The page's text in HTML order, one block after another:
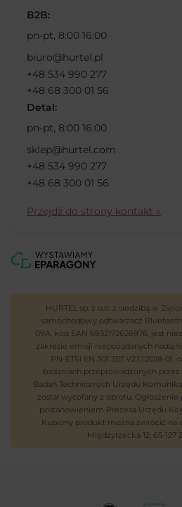
B2B:
pn-pt, 8:00 16:00
biuro@hurtel.pl
+48 534 990 277
+48 68 300 01 56
Detal:
pn-pt, 8:00 16:00
sklep@hurtel.com
+48 534 990 277
+48 68 300 01 56
Przejdź do strony kontakt »
HURTEL sp. z o.o. z siedzibą w
samochodowy odtwarzacz
09A, kod EAN 6932172626976, jest
zakresie emisji niepożądanych
PN-ETSI EN 301 357 V2.1.1:2018-
badaniach przeprowadzonych
Badań Technicznych Urzędu
został wycofany z obrotu.
postanowieniem Prezesa Urzędu
Kupiony produkt można zwrócić na
Międzyrzecka 12, 65-127